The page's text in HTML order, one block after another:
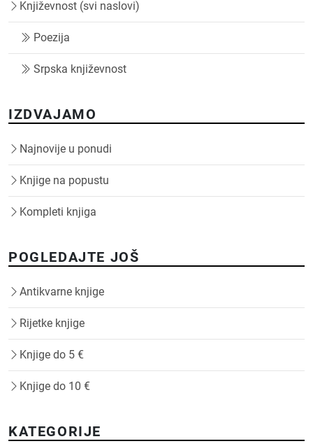
Književnost (svi naslovi)
Poezija
Srpska književnost
IZDVAJAMO
Najnovije u ponudi
Knjige na popustu
Kompleti knjiga
POGLEDAJTE JOŠ
Antikvarne knjige
Rijetke knjige
Knjige do 5 €
Knjige do 10 €
KATEGORIJE